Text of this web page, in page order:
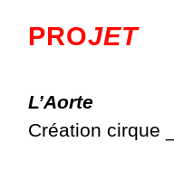
PROJET
L’Aorte
Création cirque